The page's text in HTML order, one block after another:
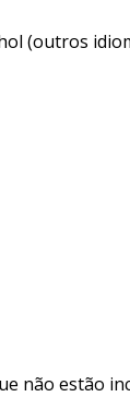
(outros
não estão